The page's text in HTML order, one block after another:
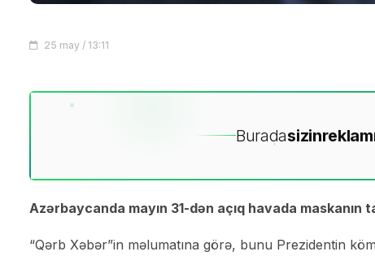
25 may / 13:11
Buradasizin
Azərbaycanda mayın 31-dən açıq havada maskanın
“Qərb Xəbər”in məlumatına görə, bunu Prezidentin